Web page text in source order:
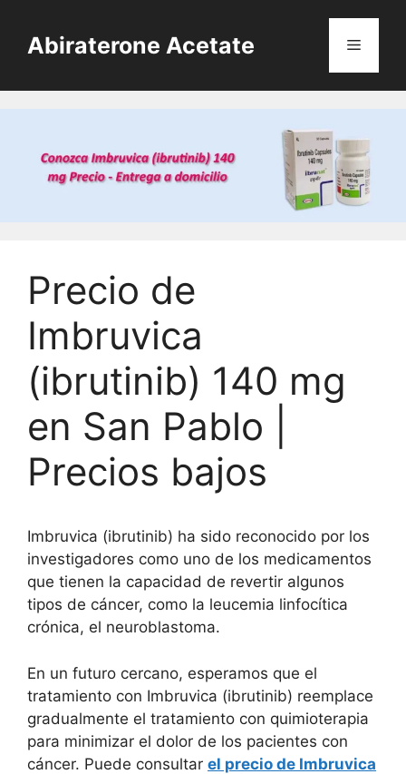
contentAbiraterone Acetate Menu
Precio de
Imbruvica
(ibrutinib) 140 mg
en San Pablo |
Precios bajos
Imbruvica (ibrutinib) ha sido reconocido por los
investigadores como uno de los medicamentos
que tienen la capacidad de revertir algunos
tipos de cáncer, como la leucemia linfocítica
crónica, el neuroblastoma.
En un futuro cercano, esperamos que el
tratamiento con Imbruvica (ibrutinib) reemplace
gradualmente el tratamiento con quimioterapia
para minimizar el dolor de los pacientes con
cáncer. Puede consultar el precio de Imbruvica